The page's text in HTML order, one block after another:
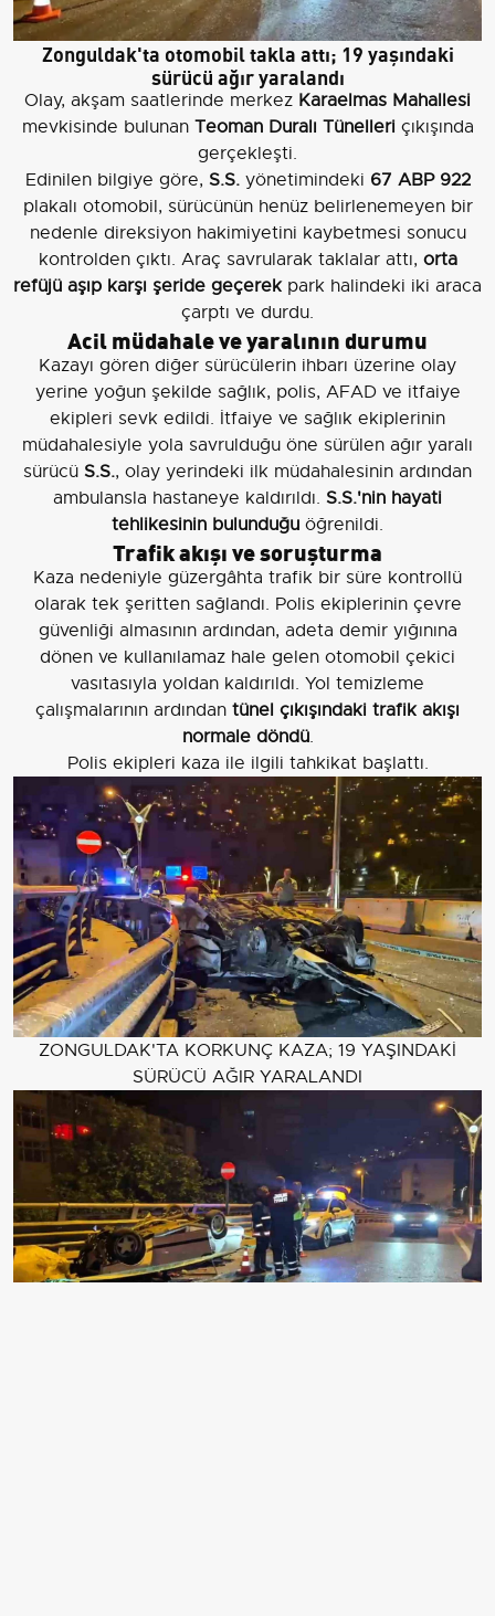
Zonguldak'ta otomobil takla attı; 19 yaşındaki
sürücü ağır yaralandı
Olay, akşam saatlerinde merkez Karaelmas Mahallesi
mevkisinde bulunan Teoman Duralı Tünelleriçıkışında
gerçekleşti.
Edinilen bilgiye göre, S.S.yönetimindeki 67 ABP 922
plakalı otomobil, sürücünün henüz belirlenemeyen bir
nedenle direksiyon hakimiyetini kaybetmesi sonucu
kontrolden çıktı. Araç savrularak taklalar attı, orta
refüjü aşıp karşı şeride geçerekpark halindeki iki araca
çarptı ve durdu.
Acil müdahale ve yaralının durumu
Kazayı gören diğer sürücülerin ihbarı üzerine olay
yerine yoğun şekilde sağlık, polis, AFAD ve itfaiye
ekipleri sevk edildi. İtfaiye ve sağlık ekiplerinin
müdahalesiyle yola savrulduğu öne sürülen ağır yaralı
sürücü S.S., olay yerindeki ilk müdahalesinin ardından
ambulansla hastaneye kaldırıldı. S.S.'nin hayati
tehlikesinin bulunduğu öğrenildi.
Trafik akışı ve soruşturma
Kaza nedeniyle güzergâhta trafik bir süre kontrollü
olarak tek şeritten sağlandı. Polis ekiplerinin çevre
güvenliği almasının ardından, adeta demir yığınına
dönen ve kullanılamaz hale gelen otomobil çekici
vasıtasıyla yoldan kaldırıldı. Yol temizleme
çalışmalarının ardından tünel çıkışındaki trafik akışı
normale döndü.
Polis ekipleri kaza ile ilgili tahkikat başlattı.
ZONGULDAK'TA KORKUNÇ KAZA; 19 YAŞINDAKİ
SÜRÜCÜ AĞIR YARALANDI